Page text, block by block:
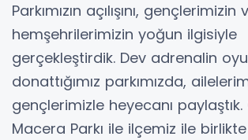
Parkımızın açılışını, gençlerimizin
hemşehrilerimizin yoğun ilgisiyle
gerçekleştirdik. Dev adrenalin
donattığımız parkımızda,
gençlerimizle heyecanı paylaştık.
Macera Parkı ile ilçemiz ile birlikte